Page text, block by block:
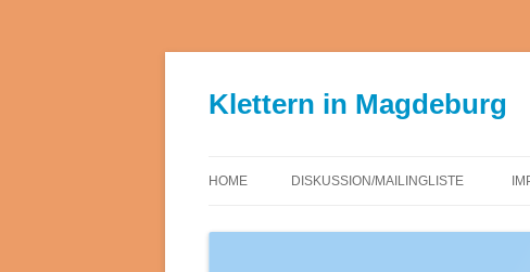
Klettern in Magdeburg
HOME DISKUSSION/MAILINGLISTE